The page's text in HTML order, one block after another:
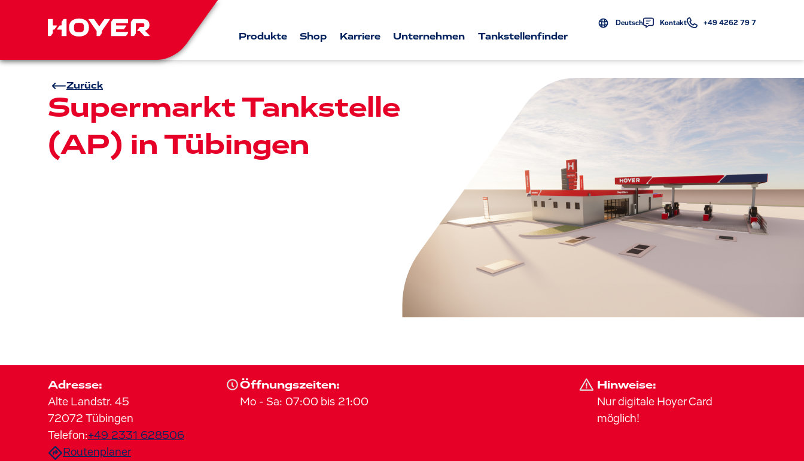
Deutsch Kontakt +49 4262 79 7
Produkte Shop Karriere Unternehmen Tankstellenfinder
Zurück
Supermarkt Tankstelle
(AP) in Tübingen
Adresse:
Alte Landstr. 45
72072 Tübingen
Telefon:+49 2331 628506
Routenplaner
Öffnungszeiten:
Mo - Sa: 07:00 bis 21:00
Hinweise:
Nur digitale Hoyer Card
möglich!